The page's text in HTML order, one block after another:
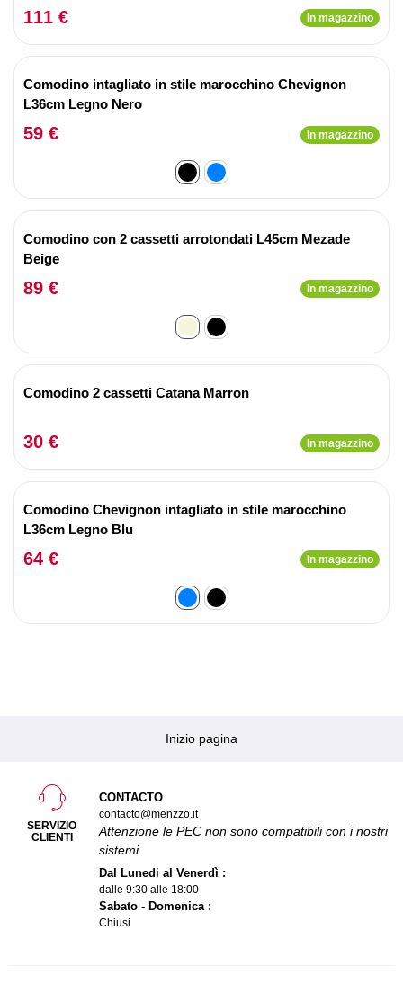
111 € In magazzino
Comodino intagliato in stile marocchino Chevignon
L36cm Legno Nero
59 € In magazzino
Comodino con 2 cassetti arrotondati L45cm Mezade
Beige
89 € In magazzino
Comodino 2 cassetti Catana Marron
30 € In magazzino
Comodino Chevignon intagliato in stile marocchino
L36cm Legno Blu
64 € In magazzino
Inizio pagina
SERVIZIO
CLIENTI
CONTACTO
contacto@menzzo.it
Attenzione le PEC non sono compatibili con i nostri
sistemi
Dal Lunedi al Venerdì :
dalle 9:30 alle 18:00
Sabato - Domenica :
Chiusi